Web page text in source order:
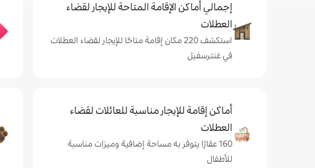
إجمالي أماكن الإقامة المتاحة للإيجار لقضاء
العطلات
استكشف 220 مكان إقامة متاحًا للإيجار لقضاء العطلات
في غنترسفيل
أماكن إقامة للإيجار مناسبة للعائلات لقضاء
العطلات
160 عقارًا يتوفر به مساحة إضافية وميزات مناسبة
للأطفال